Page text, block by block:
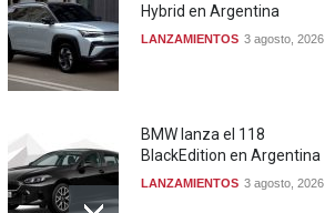
Hybrid en Argentina
LANZAMIENTOS 3 agosto, 2026
BMW lanza el 118
BlackEdition en Argentina
LANZAMIENTOS 3 agosto, 2026